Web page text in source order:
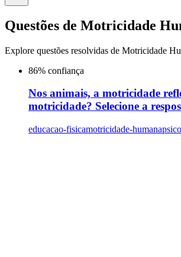
Questões de Motricidade
Explore questões resolvidas de Motricidade
86% confiança
Nos animais, a motricidade
motricidade? Selecione a
educacao-fisicamotricidade-humana